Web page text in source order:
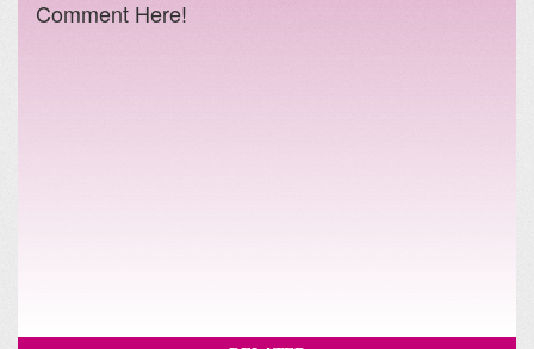
Comment Here!